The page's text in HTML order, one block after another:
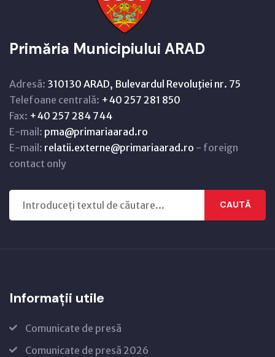
Primăria Municipiului ARAD
Adresă: 310130 ARAD, Bulevardul Revoluţiei nr. 75
Telefoane centrală: +40 257 281 850
Fax: +40 257 284 744
E-mail: pma@primariaarad.ro
E-mail: relatii.externe@primariaarad.ro - foreign
contact only
CAUTĂ
Informații utile
Comunicate de presă
Comunicate de presă 2026